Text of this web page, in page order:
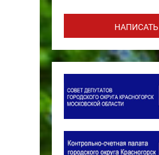
НАПИСАТЬ